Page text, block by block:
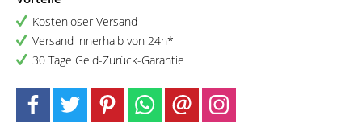
Kostenloser Versand
Versand innerhalb von 24h*
30 Tage Geld-Zurück-Garantie